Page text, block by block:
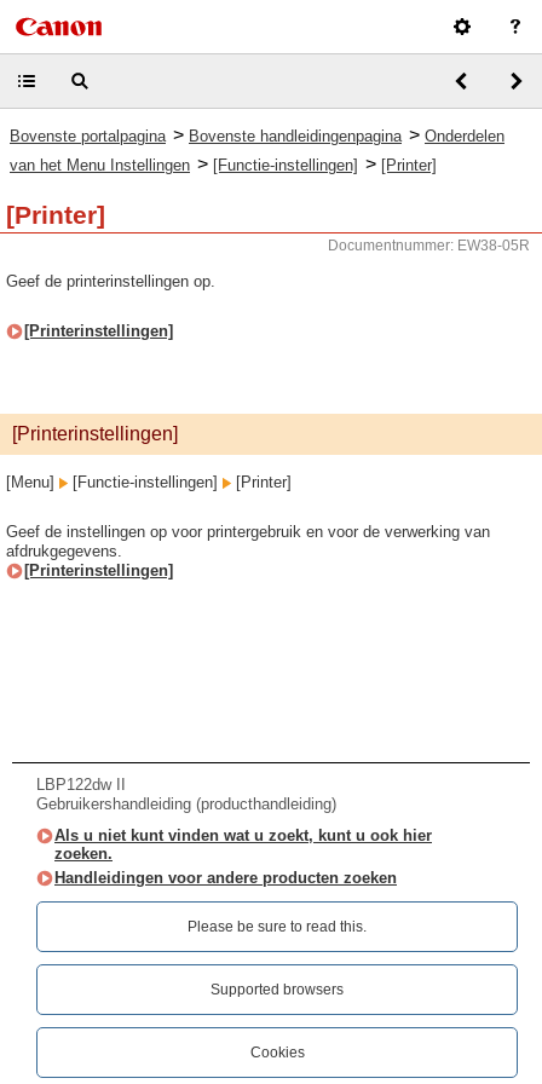
Bovenste portalpagina > Bovenste handleidingenpagina > Onderdelen
van het Menu Instellingen > [Functie-instellingen] > [Printer]
[Printer]
Documentnummer: EW38-05R
Geef de printerinstellingen op.
[Printerinstellingen]
[Printerinstellingen]
[Menu] [Functie-instellingen] [Printer]
Geef de instellingen op voor printergebruik en voor de verwerking van
afdrukgegevens.
[Printerinstellingen]
LBP122dw II
Gebruikershandleiding (producthandleiding)
Als u niet kunt vinden wat u zoekt, kunt u ook hier
zoeken.
Handleidingen voor andere producten zoeken
Please be sure to read this.‎
Supported browsers
Cookies